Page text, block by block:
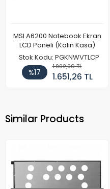
MSI A6200 Notebook Ekran
LCD Paneli (Kalın Kasa)
Stok Kodu: PGKNWVTLCP
%17
1.992,90 TL
1.651,26 TL
Similar Products